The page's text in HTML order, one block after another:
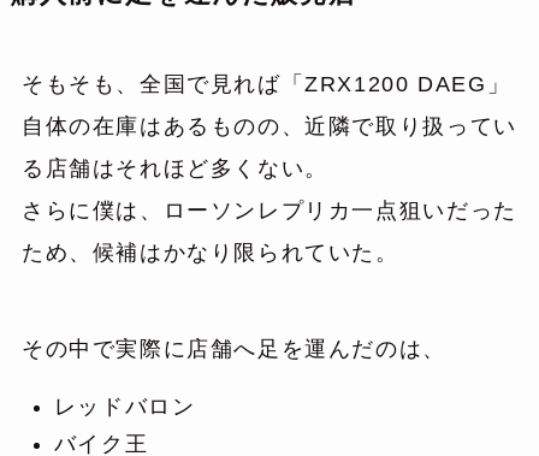
そもそも、全国で見れば「ZRX1200 DAEG」
自体の在庫はあるものの、近隣で取り扱ってい
る店舗はそれほど多くない。
さらに僕は、ローソンレプリカ一点狙いだった
ため、候補はかなり限られていた。
その中で実際に店舗へ足を運んだのは、
レッドバロン
バイク王